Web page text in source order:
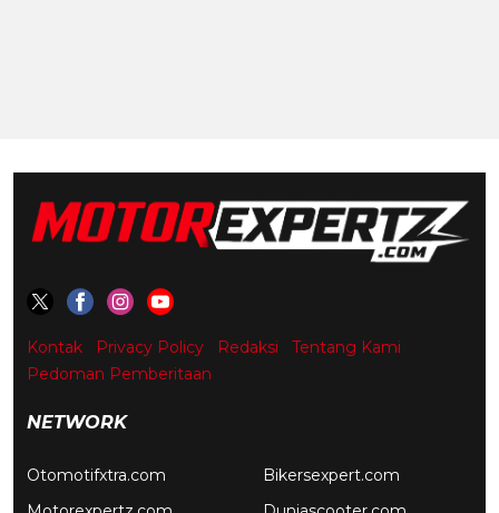
Kontak Privacy Policy Redaksi
Tentang Kami
Pedoman Pemberitaan
NETWORK
Otomotifxtra.com
Bikersexpert.com